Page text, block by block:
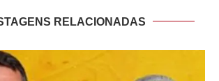
RELACIONADAS